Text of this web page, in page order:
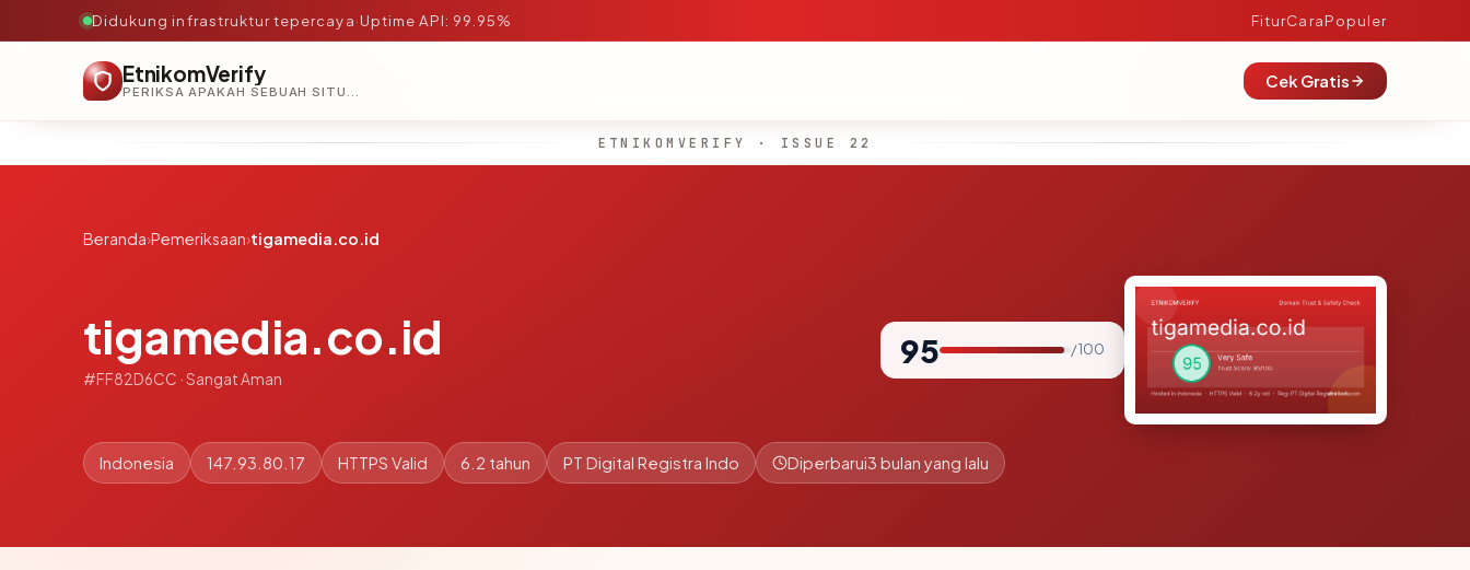
Didukung infrastruktur tepercaya·Uptime API: 99.95% FiturCaraPopuler
EtnikomVerify
PERIKSA APAKAH SEBUAH SITUS AMAN, TEPERCAYA, DAN TERVERIFIKASI DALAM HITUNGAN DETIK.
Cek Gratis
ETNIKOMVERIFY · ISSUE 22
Beranda›Pemeriksaan›tigamedia.co.id
tigamedia.co.id
#FF82D6CC · Sangat Aman
95 / 100
Indonesia 147.93.80.17 HTTPS Valid 6.2 tahun PT Digital Registra Indo Diperbarui3 bulan yang lalu